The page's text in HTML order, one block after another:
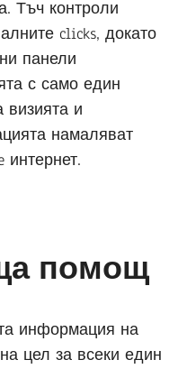
Тъч контроли
clicks, докато
панели
с само един
визията и
намаляват
интернет.
помощ
информация на
цел за всеки един